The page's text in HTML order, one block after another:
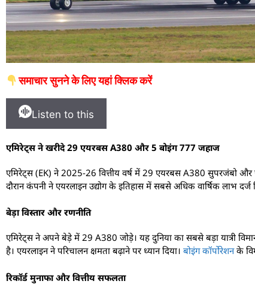
समाचार सुनने के लिए यहां क्लिक करें
Listen to this
एमिरेट्स ने खरीदे 29 एयरबस A380 और 5 बोइंग 777 जहाज
एमिरेट्स (EK) ने 2025-26 वित्तीय वर्ष में 29 एयरबस A380 सुपरजंबो और
दौरान कंपनी ने एयरलाइन उद्योग के इतिहास में सबसे अधिक वार्षिक लाभ दर्ज
बेड़ा विस्तार और रणनीति
एमिरेट्स ने अपने बेड़े में 29 A380 जोड़े। यह दुनिया का सबसे बड़ा यात्री
है। एयरलाइन ने परिचालन क्षमता बढ़ाने पर ध्यान दिया। बोइंग कॉर्पोरेशनके
रिकॉर्ड मुनाफा और वित्तीय सफलता